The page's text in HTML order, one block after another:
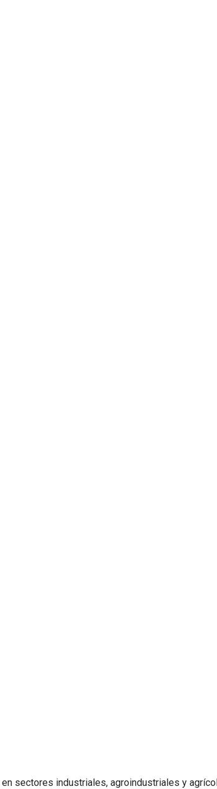
en sectores industriales, agroindustriales y